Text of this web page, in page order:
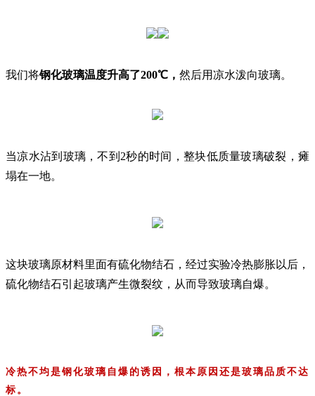
我们将钢化玻璃温度升高了200℃， 然后用凉水泼向玻璃。
当凉水沾到玻璃，不到2秒的时间，整块低质量玻璃破裂，瘫
塌在一地。
这块玻璃原材料里面有硫化物结石，经过实验冷热膨胀以后，
硫化物结石引起玻璃产生微裂纹，从而导致玻璃自爆。
冷热不均是钢化玻璃自爆的诱因，根本原因还是玻璃品质不达
标。